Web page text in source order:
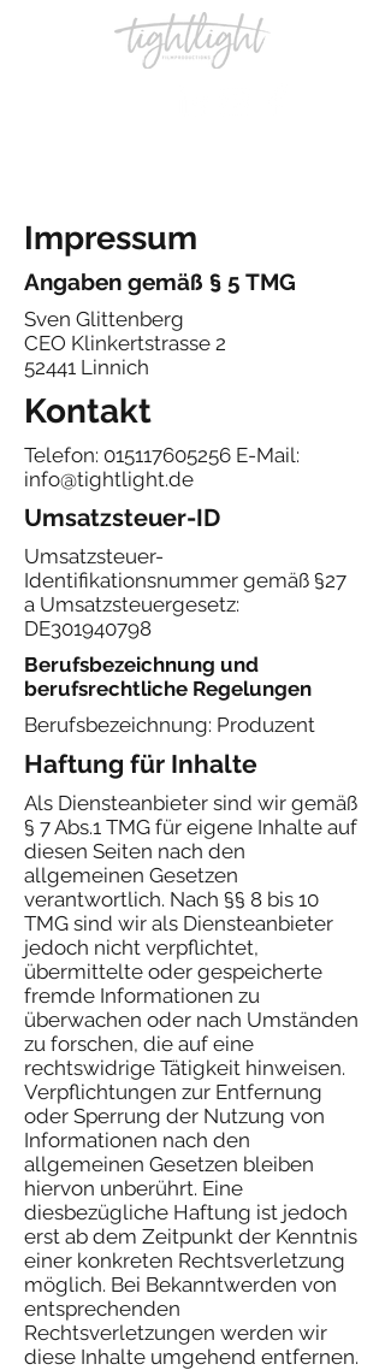
Impressum
Angaben gemäß § 5 TMG
Sven Glittenberg
CEO Klinkertstrasse 2
52441 Linnich
Kontakt
Telefon: 015117605256 E-Mail:
info@tightlight.de
Umsatzsteuer-ID
Umsatzsteuer-
Identifikationsnummer gemäß §27
a Umsatzsteuergesetz:
DE301940798
Berufsbezeichnung und
berufsrechtliche Regelungen
Berufsbezeichnung: Produzent
Haftung für Inhalte
Als Diensteanbieter sind wir gemäß
§ 7 Abs.1 TMG für eigene Inhalte auf
diesen Seiten nach den
allgemeinen Gesetzen
verantwortlich. Nach §§ 8 bis 10
TMG sind wir als Diensteanbieter
jedoch nicht verpflichtet,
übermittelte oder gespeicherte
fremde Informationen zu
überwachen oder nach Umständen
zu forschen, die auf eine
rechtswidrige Tätigkeit hinweisen.
Verpflichtungen zur Entfernung
oder Sperrung der Nutzung von
Informationen nach den
allgemeinen Gesetzen bleiben
hiervon unberührt. Eine
diesbezügliche Haftung ist jedoch
erst ab dem Zeitpunkt der Kenntnis
einer konkreten Rechtsverletzung
möglich. Bei Bekanntwerden von
entsprechenden
Rechtsverletzungen werden wir
diese Inhalte umgehend entfernen.